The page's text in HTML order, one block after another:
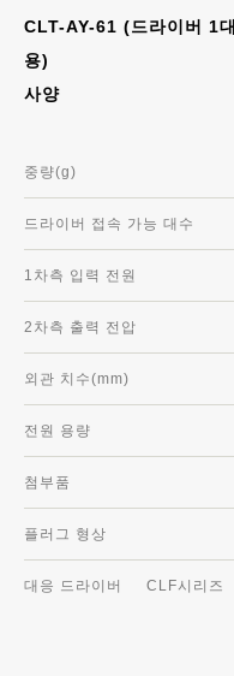
CLT-AY-61 (드라이버 1대
용)
사양
중량(g)
드라이버 접속 가능 대수
1차측 입력 전원
2차측 출력 전압
외관 치수(mm)
전원 용량
첨부품
플러그 형상
대응 드라이버 CLF시리즈